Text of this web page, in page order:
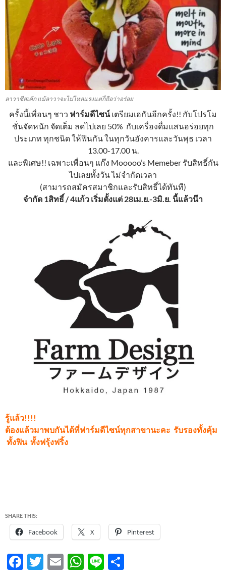
ลาวาชีสเค้ก แม้ลาวาจะไม่ไหลแรงแต่ก็ถือว่าอร่อย
ครั้งนี้เพื่อนๆ ชาว ฟาร์มดีไซน์เตรียมเฮกันอีกครั้ง!! กับโปรโม
ชั่นจัดหนัก จัดเต็ม ลดไปเลย 50% กับเครื่องดื่มแสนอร่อยทุก
ประเภท ทุกชนิด ให้ฟินกัน ในทุกวันอังคารและวันพุธ เวลา
13.00-17.00 น.
และพิเศษ!! เฉพาะเพื่อนๆ แก๊ง Mooooo’s Memeber รับสิทธิ์กัน
ไปเลยทั้งวัน ไม่จำกัดเวลา
(สามารถสมัครสมาชิกและรับสิทธิ์ได้ทันที)
จำกัด 1สิทธิ์ / 4แก้ว เริ่มตั้งแต่ 28เม.ย.-3มิ.ย. นี้แล้วน๊า
รู้แล้ว!!!!
ต้องแล้วมาพบกันได้ที่ฟาร์มดีไซน์ทุกสาขานะคะ รับรองทั้งคุ้ม
ทั้งฟิน ทั้งฟรุ้งฟริ้ง
SHARE THIS:
Facebook X Pinterest
F
T
E
W Li